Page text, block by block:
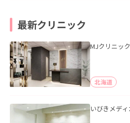
最新クリニック
MJクリニッ
北海道
いびきメデ